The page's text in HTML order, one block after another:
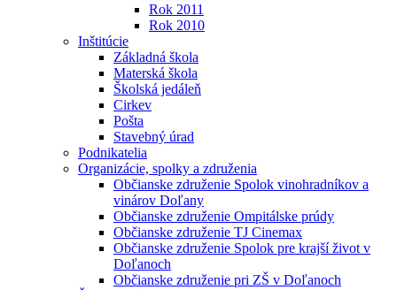
Rok 2011
Rok 2010
Inštitúcie
Základná škola
Materská škola
Školská jedáleň
Cirkev
Pošta
Stavebný úrad
Podnikatelia
Organizácie, spolky a združenia
Občianske združenie Spolok vinohradníkov a
vinárov Doľany
Občianske združenie Ompitálske prúdy
Občianske združenie TJ Cinemax
Občianske združenie Spolok pre krajší život v
Doľanoch
Občianske združenie pri ZŠ v Doľanoch